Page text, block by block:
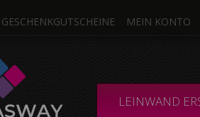
GESCHENKGUTSCHEINE MEIN KONTO
LEINWAND
LEINWAND / MEHRTEILIGE LEINWAND
aus 1 Foto